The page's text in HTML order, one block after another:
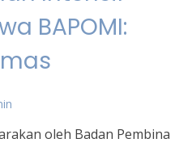
BAPOMI:
oleh Badan Pembina